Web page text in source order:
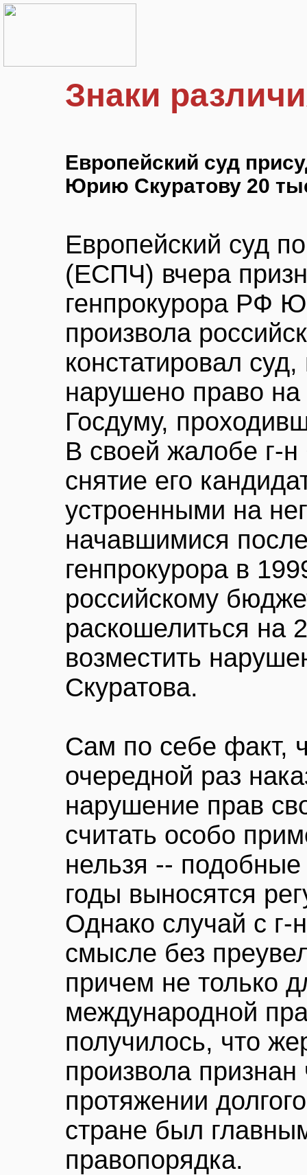
Знаки
Европейский суд
Юрию Скуратову 20
Европейский суд
(ЕСПЧ) вчера
генпрокурора РФ
произвола
констатировал
нарушено право
Госдуму,
В своей жалобе г-н
снятие его
устроенными на
начавшимися
генпрокурора в
российскому
раскошелиться на
возместить
Скуратова.
Сам по себе факт,
очередной раз
нарушение прав
считать особо
нельзя --
годы выносятся
Однако случай с
смысле без
причем не только
международной
получилось, что
произвола
протяжении
стране был
правопорядка.